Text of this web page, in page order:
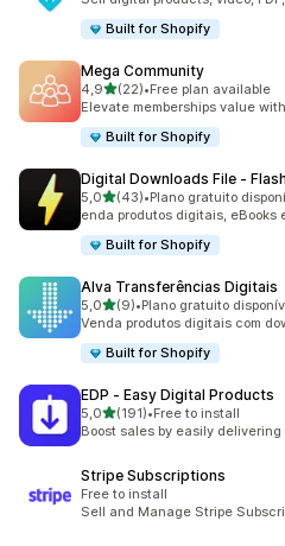
Built for Shopify
Mega Community
4,9de 5 estrelas
(22)
22 total de avaliações
•Free plan available
Elevate memberships value
Built for Shopify
Digital Downloads File ‑ Flash
5,0de 5 estrelas
(43)
43 total de avaliações
•Plano gratuito
enda produtos digitais, eBooks
Built for Shopify
Alva Transferências Digitais
5,0de 5 estrelas
(9)
9 total de avaliações
•Plano gratuito
Venda produtos digitais com
Built for Shopify
EDP ‑ Easy Digital Products
5,0de 5 estrelas
(191)
191 total de avaliações
•Free to install
Boost sales by easily
Stripe Subscriptions
Free to install
Sell and Manage Stripe